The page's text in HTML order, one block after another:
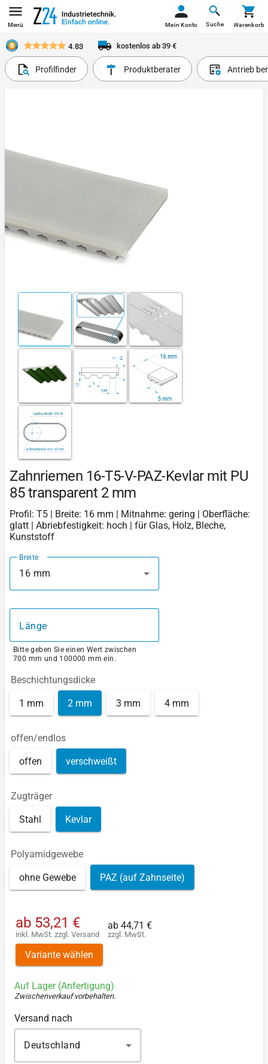
Menü Suche
Mein Konto Warenkorb
4.83 kostenlos ab 39 €
Profilfinder Produktberater Antrieb
Zahnriemen 16-T5-V-PAZ-Kevlar mit PU
85 transparent 2 mm
Profil: T5 | Breite: 16 mm | Mitnahme: gering | Oberfläche:
glatt | Abriebfestigkeit: hoch | für Glas, Holz, Bleche,
Kunststoff
Breite
16 mm
Länge
Bitte geben Sie einen Wert zwischen
700 mm und 100000 mm ein.
Beschichtungsdicke
1 mm 2 mm 3 mm 4 mm
offen/endlos
offen verschweißt
Zugträger
Stahl Kevlar
Polyamidgewebe
ohne Gewebe PAZ (auf Zahnseite)
ab 53,21 €
inkl. MwSt. zzgl. Versand
ab 44,71 €
zzgl. MwSt.
Variante wählen
Auf Lager (Anfertigung)
Zwischenverkauf vorbehalten.
Versand nach
Deutschland